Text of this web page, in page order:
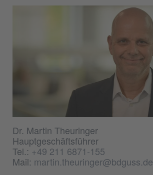
Dr. Martin Theuringer
Hauptgeschäftsführer
Tel.:+49 211 6871-155
Mail: martin.theuringer@bdguss.de